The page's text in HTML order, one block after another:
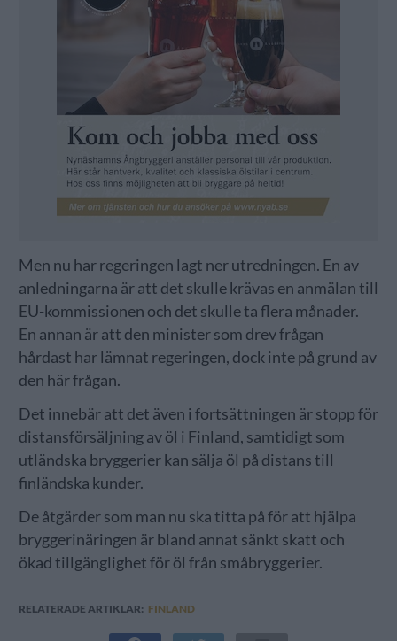
Men nu har regeringen lagt ner utredningen. En av
anledningarna är att det skulle krävas en anmälan till
EU-kommissionen och det skulle ta flera månader.
En annan är att den minister som drev frågan
hårdast har lämnat regeringen, dock inte på grund av
den här frågan.
Det innebär att det även i fortsättningen är stopp för
distansförsäljning av öl i Finland, samtidigt som
utländska bryggerier kan sälja öl på distans till
finländska kunder.
De åtgärder som man nu ska titta på för att hjälpa
bryggerinäringen är bland annat sänkt skatt och
ökad tillgänglighet för öl från småbryggerier.
RELATERADE ARTIKLAR: FINLAND